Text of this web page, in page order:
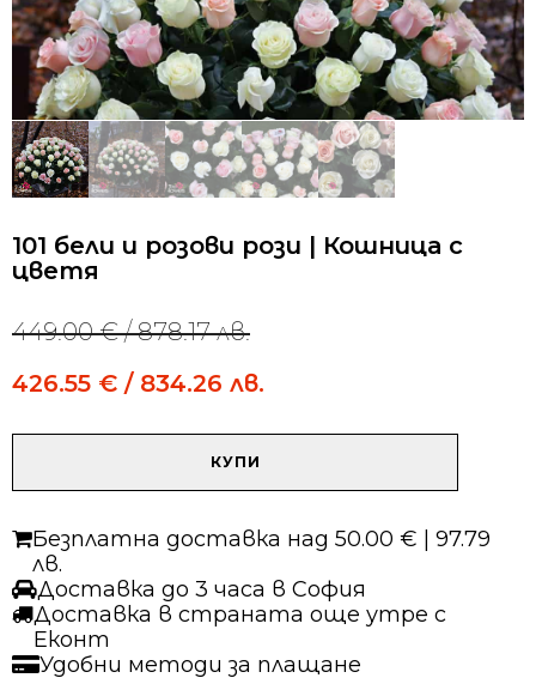
101 бели и розови рози | Кошница с
цветя
Original
was:
/
449.00€/ 878.17 лв.
Current
is:
/
426.55 € / 834.26 лв.
бели
розови
рози
Кошница
КУПИ
Безплатна доставка над 50.00 € | 97.79
лв.
Доставка до 3 часа в София
Доставка в страната още утре с
Еконт
Удобни методи за плащане